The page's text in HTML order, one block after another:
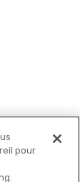
pour